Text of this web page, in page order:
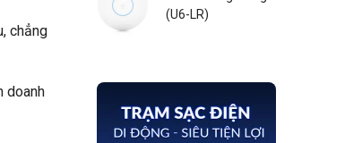
chẳng
doanh
(U6-LR)